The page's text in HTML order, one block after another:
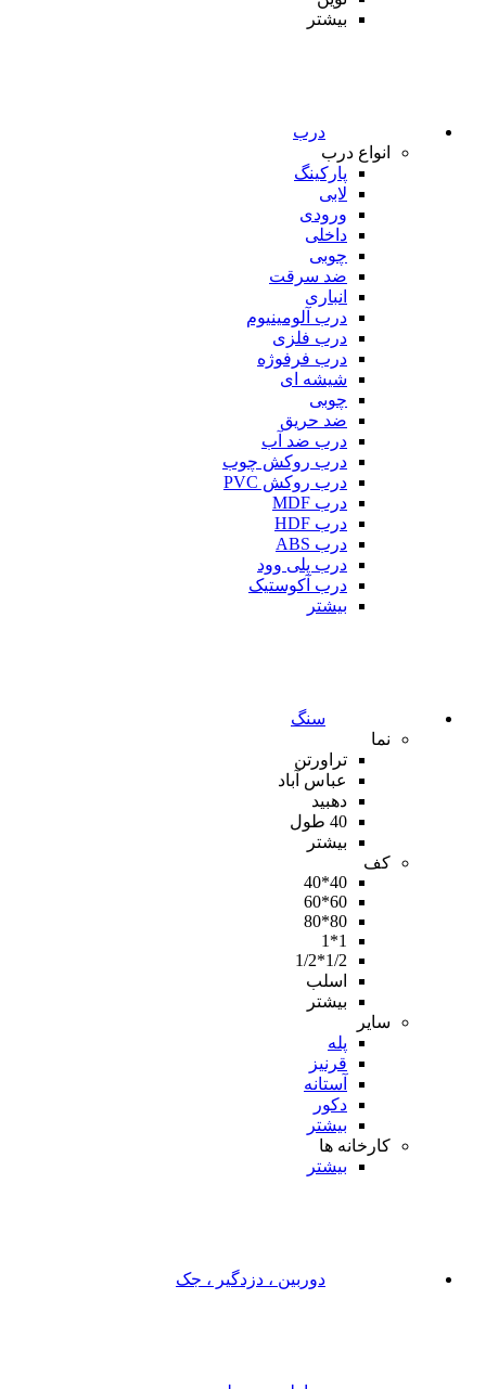
بیشتر
درب
انواع درب
پارکینگ
لابی
ورودی
داخلی
چوبی
ضد سرقت
انباری
درب آلومینیوم
درب فلزی
درب فرفوژه
شیشه ای
چوبی
ضد حریق
درب ضد آب
درب روکش چوب
درب روکش PVC
درب MDF
درب HDF
درب ABS
درب پلی وود
درب آکوستیک
بیشتر
سنگ
نما
تراورتن
عباس آباد
دهبید
40 طول
بیشتر
کف
40*40
60*60
80*80
1*1
1/2*1/2
اسلب
بیشتر
سایر
پله
قرنیز
آستانه
دکور
بیشتر
کارخانه ها
بیشتر
دوربین ، دزدگیر ، جک